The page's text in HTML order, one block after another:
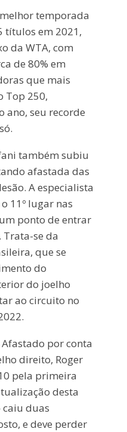
temporada
títulos em 2021,
da WTA, com
de 80% em
que mais
Top 250,
ano, seu recorde
também subiu
afastada das
A especialista
11º lugar nas
ponto de entrar
se da
que se
do
do joelho
ao circuito no
Afastado por conta
direito, Roger
pela primeira
desta
caiu duas
e deve perder